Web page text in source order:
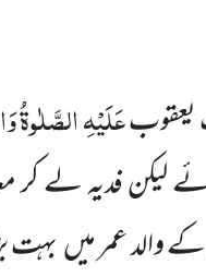
عَلَیْہِ الصَّلٰوۃُ
لیکن فدیہ لے
والد عمر میں